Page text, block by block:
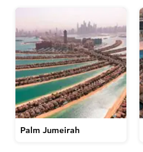
Palm Jumeirah